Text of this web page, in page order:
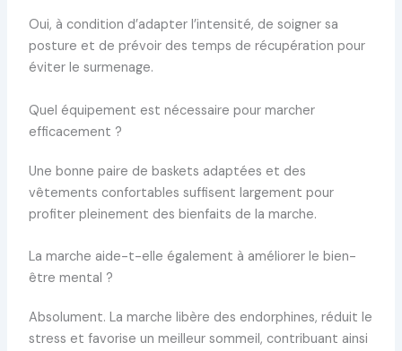
Oui, à condition d’adapter l’intensité, de soigner sa
posture et de prévoir des temps de récupération pour
éviter le surmenage.
Quel équipement est nécessaire pour marcher
efficacement ?
Une bonne paire de baskets adaptées et des
vêtements confortables suffisent largement pour
profiter pleinement des bienfaits de la marche.
La marche aide-t-elle également à améliorer le bien-
être mental ?
Absolument. La marche libère des endorphines, réduit le
stress et favorise un meilleur sommeil, contribuant ainsi